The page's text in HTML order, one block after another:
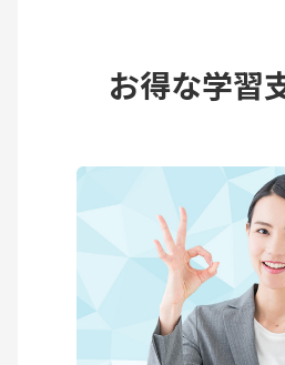
お得な学習